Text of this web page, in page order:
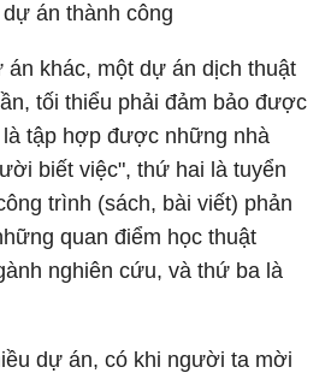
án thành công
án khác, một dự án dịch thuật
tối thiểu phải đảm bảo được
tập hợp được những nhà
biết việc", thứ hai là tuyển
trình (sách, bài viết) phản
quan điểm học thuật
nghiên cứu, và thứ ba là
dự án, có khi người ta mời